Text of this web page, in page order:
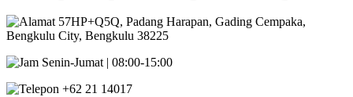
57HP+Q5Q, Padang Harapan, Gading Cempaka,
Bengkulu City, Bengkulu 38225
Senin-Jumat | 08:00-15:00
+62 21 14017